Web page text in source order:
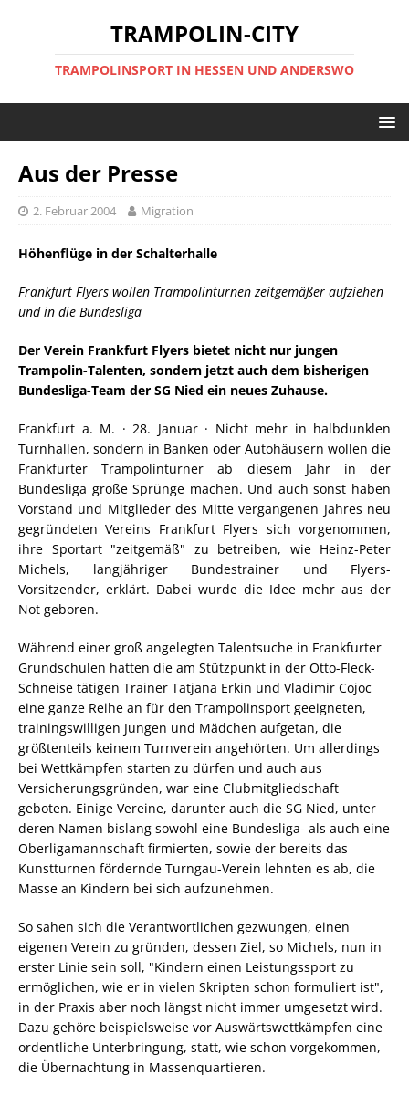
TRAMPOLIN-CITY
TRAMPOLINSPORT IN HESSEN UND ANDERSWO
Aus der Presse
2. Februar 2004 Migration
Höhenflüge in der Schalterhalle
Frankfurt Flyers wollen Trampolinturnen zeitgemäßer aufziehen
und in die Bundesliga
Der Verein Frankfurt Flyers bietet nicht nur jungen
Trampolin-Talenten, sondern jetzt auch dem bisherigen
Bundesliga-Team der SG Nied ein neues Zuhause.
Frankfurt a. M. · 28. Januar · Nicht mehr in halbdunklen
Turnhallen, sondern in Banken oder Autohäusern wollen die
Frankfurter Trampolinturner ab diesem Jahr in der
Bundesliga große Sprünge machen. Und auch sonst haben
Vorstand und Mitglieder des Mitte vergangenen Jahres neu
gegründeten Vereins Frankfurt Flyers sich vorgenommen,
ihre Sportart "zeitgemäß" zu betreiben, wie Heinz-Peter
Michels, langjähriger Bundestrainer und Flyers-
Vorsitzender, erklärt. Dabei wurde die Idee mehr aus der
Not geboren.
Während einer groß angelegten Talentsuche in Frankfurter
Grundschulen hatten die am Stützpunkt in der Otto-Fleck-
Schneise tätigen Trainer Tatjana Erkin und Vladimir Cojoc
eine ganze Reihe an für den Trampolinsport geeigneten,
trainingswilligen Jungen und Mädchen aufgetan, die
größtenteils keinem Turnverein angehörten. Um allerdings
bei Wettkämpfen starten zu dürfen und auch aus
Versicherungsgründen, war eine Clubmitgliedschaft
geboten. Einige Vereine, darunter auch die SG Nied, unter
deren Namen bislang sowohl eine Bundesliga- als auch eine
Oberligamannschaft firmierten, sowie der bereits das
Kunstturnen fördernde Turngau-Verein lehnten es ab, die
Masse an Kindern bei sich aufzunehmen.
So sahen sich die Verantwortlichen gezwungen, einen
eigenen Verein zu gründen, dessen Ziel, so Michels, nun in
erster Linie sein soll, "Kindern einen Leistungssport zu
ermöglichen, wie er in vielen Skripten schon formuliert ist",
in der Praxis aber noch längst nicht immer umgesetzt wird.
Dazu gehöre beispielsweise vor Auswärtswettkämpfen eine
ordentliche Unterbringung, statt, wie schon vorgekommen,
die Übernachtung in Massenquartieren.